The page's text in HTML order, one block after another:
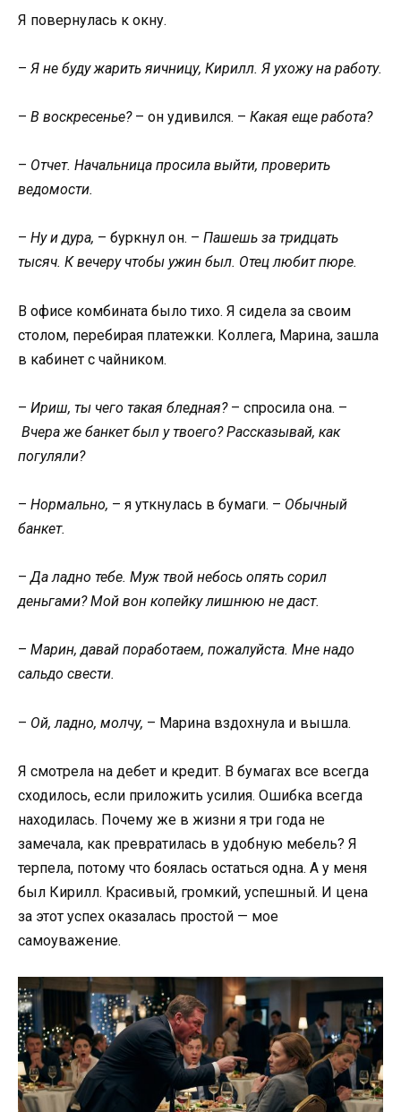
Я повернулась к окну.
– Я не буду жарить яичницу, Кирилл. Я ухожу на работу.
– В воскресенье?– он удивился. – Какая еще работа?
– Отчет. Начальница просила выйти, проверить
ведомости.
– Ну и дура, – буркнул он. – Пашешь за тридцать
тысяч. К вечеру чтобы ужин был. Отец любит пюре.
В офисе комбината было тихо. Я сидела за своим
столом, перебирая платежки. Коллега, Марина, зашла
в кабинет с чайником.
– Ириш, ты чего такая бледная?– спросила она. –
Вчера же банкет был у твоего? Рассказывай, как
погуляли?
– Нормально, – я уткнулась в бумаги. – Обычный
банкет.
–Да ладно тебе. Муж твой небось опять сорил
деньгами? Мой вон копейку лишнюю не даст.
– Марин, давай поработаем, пожалуйста. Мне надо
сальдо свести.
– Ой, ладно, молчу, – Марина вздохнула и вышла.
Я смотрела на дебет и кредит. В бумагах все всегда
сходилось, если приложить усилия. Ошибка всегда
находилась. Почему же в жизни я три года не
замечала, как превратилась в удобную мебель? Я
терпела, потому что боялась остаться одна. А у меня
был Кирилл. Красивый, громкий, успешный. И цена
за этот успех оказалась простой — мое
самоуважение.